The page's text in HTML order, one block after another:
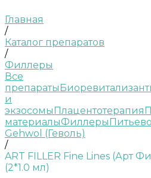
Главная
/
Каталог препаратов
/
Филлеры
Все
препараты
и
экзосомыПлацентотерапия
материалыФиллеры
Gehwol (Геволь)
/
ART FILLER Fine Lines (Арт
(2*1.0 мл)